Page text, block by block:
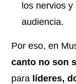
los nervios
audiencia.
Por eso, en
canto no son
para líderes,